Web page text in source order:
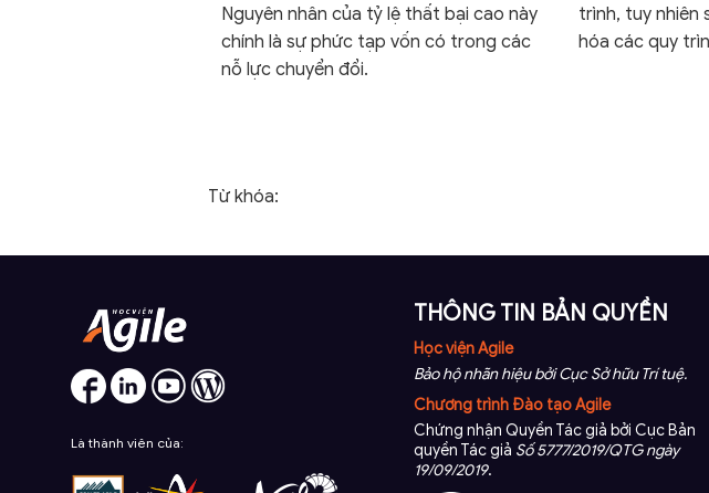
Nguyên nhân của tỷ lệ thất bại cao này
chính là sự phức tạp vốn có trong các
nỗ lực chuyển đổi.
trình, tuy nhiên
hóa các quy
Từ khóa:
Là thành viên của:
THÔNG TIN BẢN QUYỀN
Học viện Agile
Bảo hộ nhãn hiệu bởi Cục Sở hữu Trí tuệ.
Chương trình Đào tạo Agile
Chứng nhận Quyền Tác giả bởi Cục Bản
quyền Tác giả Số 5777/2019/QTG ngày
19/09/2019.